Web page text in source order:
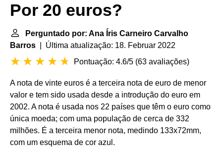
Por 20 euros?
Perguntado por: Ana Íris Carneiro Carvalho
Barros | Última atualização: 18. Februar 2022
Pontuação: 4.6/5 (63 avaliações)
A nota de vinte euros é a terceira nota de euro de menor
valor e tem sido usada desde a introdução do euro em
2002. A nota é usada nos 22 países que têm o euro como
única moeda; com uma população de cerca de 332
milhões. É a terceira menor nota, medindo 133x72mm,
com um esquema de cor azul.